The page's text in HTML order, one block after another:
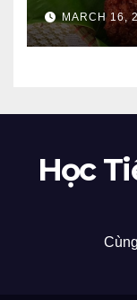
MARCH 16,
Học